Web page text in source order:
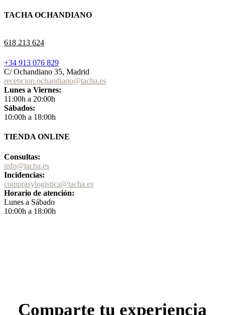
TACHA OCHANDIANO
618 213 624
+34 913 076 829
C/ Ochandiano 35, Madrid
recepcion.ochandiano@tacha.es
Lunes a Viernes:
11:00h a 20:00h
Sábados:
10:00h a 18:00h
TIENDA ONLINE
Consultas:
info@tacha.es
Incidencias:
comprasylogistica@tacha.es
Horario de atención:
Lunes a Sábado
10:00h a 18:00h
Comparte tu experiencia